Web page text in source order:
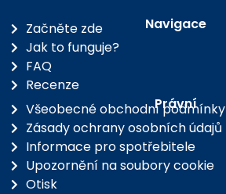
Navigace
Začněte zde
Jak to funguje?
FAQ
Recenze
Právní
Všeobecné obchodní podmínky
Zásady ochrany osobních údajů
Informace pro spotřebitele
Upozornění na soubory cookie
Otisk